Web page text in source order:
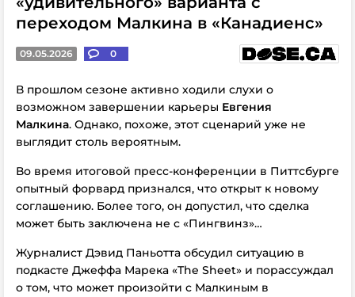
переходом Малкина в «Канадиенс»
09.05.2026 0
В прошлом сезоне активно ходили слухи о
возможном завершении карьеры Евгения
Малкина. Однако, похоже, этот сценарий уже не
выглядит столь вероятным.
Во время итоговой пресс-конференции в Питтсбурге
опытный форвард признался, что открыт к новому
соглашению. Более того, он допустил, что сделка
может быть заключена не с «Пингвинз»…
Журналист Дэвид Паньотта обсудил ситуацию в
подкасте Джеффа Марека «The Sheet» и порассуждал
о том, что может произойти с Малкиным в